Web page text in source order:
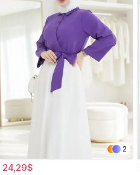
2
24,29$